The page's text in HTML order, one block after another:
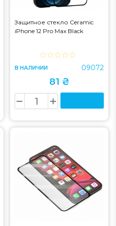
Защитное стекло Ceramic
iPhone 12 Pro Max Black
В НАЛИЧИИ 09072
81 ₴